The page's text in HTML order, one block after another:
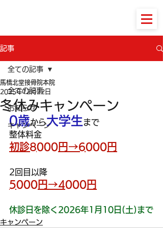
記事
全ての記事
お知らせ
キャンペーン
全ての記事
冬休みキャンペーン
馬橋北堂接骨院本院
2025年12月22日
0歳から大学生まで
整体料金
初診8000円→6000円
2回目以降
5000円→4000円
休診日を除く2026年1月10日(土)まで
キャンペーン